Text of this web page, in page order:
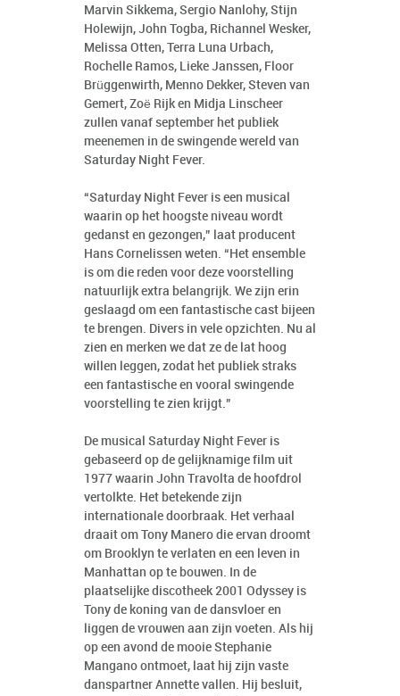
Marvin Sikkema, Sergio Nanlohy, Stijn
Holewijn, John Togba, Richannel Wesker,
Melissa Otten, Terra Luna Urbach,
Rochelle Ramos, Lieke Janssen, Floor
Brüggenwirth, Menno Dekker, Steven van
Gemert, Zoë Rijk en Midja Linscheer
zullen vanaf september het publiek
meenemen in de swingende wereld van
Saturday Night Fever.
“Saturday Night Fever is een musical
waarin op het hoogste niveau wordt
gedanst en gezongen,” laat producent
Hans Cornelissen weten. “Het ensemble
is om die reden voor deze voorstelling
natuurlijk extra belangrijk. We zijn erin
geslaagd om een fantastische cast bijeen
te brengen. Divers in vele opzichten. Nu al
zien en merken we dat ze de lat hoog
willen leggen, zodat het publiek straks
een fantastische en vooral swingende
voorstelling te zien krijgt.”
De musical Saturday Night Fever is
gebaseerd op de gelijknamige film uit
1977 waarin John Travolta de hoofdrol
vertolkte. Het betekende zijn
internationale doorbraak. Het verhaal
draait om Tony Manero die ervan droomt
om Brooklyn te verlaten en een leven in
Manhattan op te bouwen. In de
plaatselijke discotheek 2001 Odyssey is
Tony de koning van de dansvloer en
liggen de vrouwen aan zijn voeten. Als hij
op een avond de mooie Stephanie
Mangano ontmoet, laat hij zijn vaste
danspartner Annette vallen. Hij besluit,